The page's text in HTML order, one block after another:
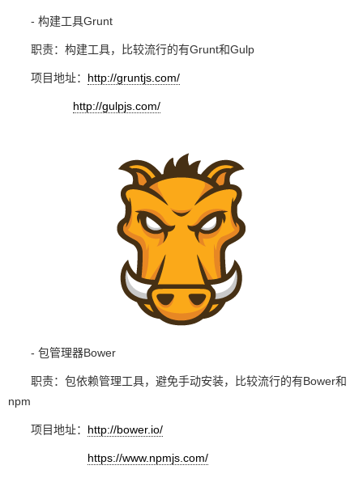
- 构建工具Grunt
职责：构建工具，比较流行的有Grunt和Gulp
项目地址： http://gruntjs.com/
http://gulpjs.com/
- 包管理器Bower
职责：包依赖管理工具，避免手动安装，比较流行的有Bower和
npm
项目地址： http://bower.io/
https://www.npmjs.com/